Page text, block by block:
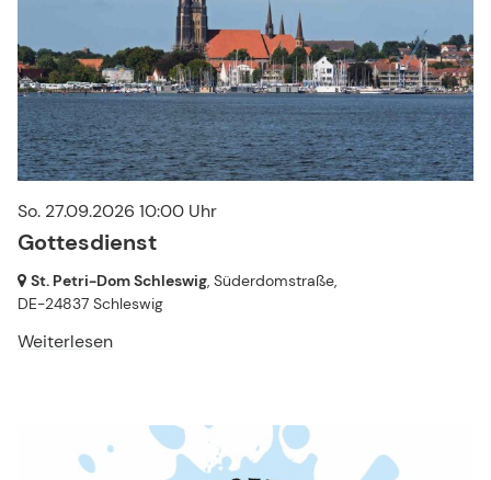
So. 27.09.2026 10:00 Uhr
Gottesdienst
St. Petri-Dom Schleswig, Süderdomstraße,
DE-24837 Schleswig
Weiterlesen